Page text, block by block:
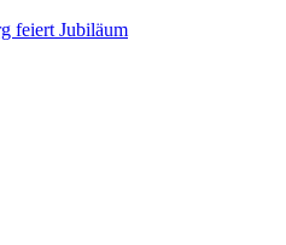
feiert Jubiläum